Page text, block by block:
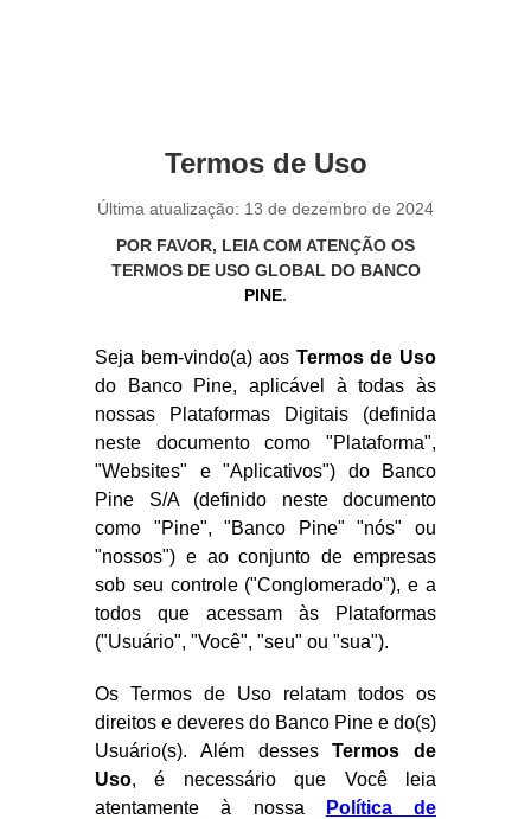
Termos de Uso
Última atualização: 13 de dezembro de 2024
POR FAVOR, LEIA COM ATENÇÃO OS
TERMOS DE USO GLOBAL DO BANCO
PINE.
Seja bem-vindo(a) aos Termos de Uso
do Banco Pine, aplicável à todas às
nossas Plataformas Digitais (definida
neste documento como "Plataforma",
"Websites" e "Aplicativos") do Banco
Pine S/A (definido neste documento
como "Pine", "Banco Pine" "nós" ou
"nossos") e ao conjunto de empresas
sob seu controle ("Conglomerado"), e a
todos que acessam às Plataformas
("Usuário", "Você", "seu" ou "sua").
Os Termos de Uso relatam todos os
direitos e deveres do Banco Pine e do(s)
Usuário(s). Além dessesTermos de
Uso, é necessário que Você leia
atentamente à nossa
Política de